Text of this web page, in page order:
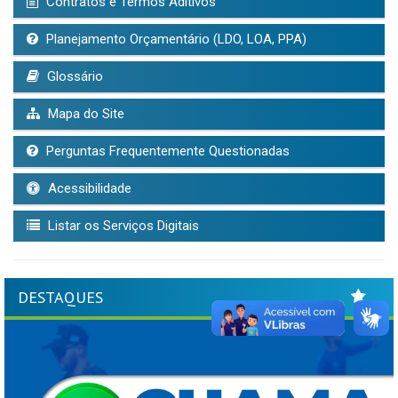
Planejamento Orçamentário (LDO, LOA, PPA)
Glossário
Mapa do Site
Perguntas Frequentemente Questionadas
Acessibilidade
Listar os Serviços Digitais
DESTAQUES